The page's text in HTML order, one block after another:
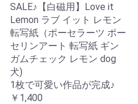
SALE♪【白磁用】Love it
Lemon ラブ イット レモン
転写紙（ポーセラーツ ポー
セリンアート 転写紙 ギン
ガムチェック レモン dog
犬)
1枚で可愛い作品が完成♪
￥1,400